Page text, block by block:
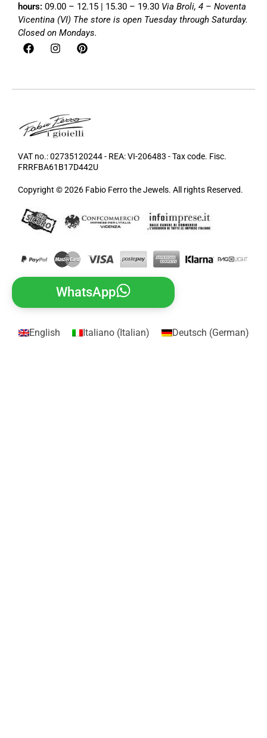
hours: 09.00 – 12.15 | 15.30 – 19.30 Via Broli, 4 – Noventa
Vicentina (VI) The store is open Tuesday through Saturday.
Closed on Mondays.
VAT no.: 02735120244 - REA: VI-206483 - Tax code. Fisc.
FRRFBA61B17D442U
Copyright © 2026 Fabio Ferro the Jewels. All rights Reserved.
WhatsApp
English Italiano(Italian) Deutsch (German)